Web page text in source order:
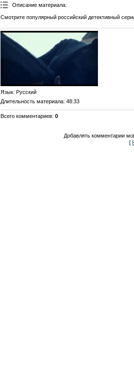
Описание материала:
Смотрите популярный российский детективный
Язык: Русский
Длительность материала: 48:33
Всего комментариев: 0
Добавлять комментарии
[